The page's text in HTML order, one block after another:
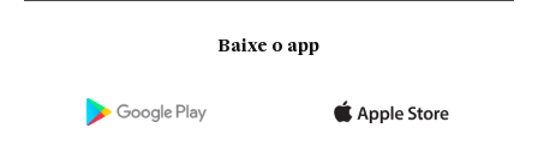
Baixe o app